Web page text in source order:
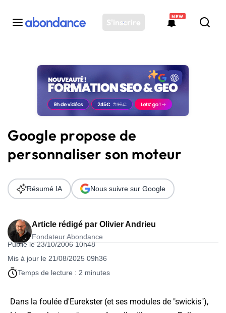
S'inscrire
NEW
Toutes les actus
Actus SEO
Plateforme
Solutions
Ressources
Audit SEO
Google propose de
personnaliser son moteur
Article rédigé par Olivier Andrieu
Fondateur Abondance
Publié le 23/10/2006 10h48
Mis à jour le 21/08/2025 09h36
Temps de lecture : 2 minutes
Résumé IA Nous suivre sur Google
Dans la foulée d'Eurekster (et ses modules de "swickis"),